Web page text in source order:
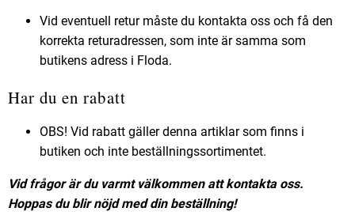
Vid eventuell retur måste du kontakta oss och få den
korrekta returadressen, som inte är samma som
butikens adress i Floda.
Har du en rabatt
OBS! Vid rabatt gäller denna artiklar som finns i
butiken och inte beställningssortimentet.
Vid frågor är du varmt välkommen att kontakta oss.
Hoppas du blir nöjd med din beställning!